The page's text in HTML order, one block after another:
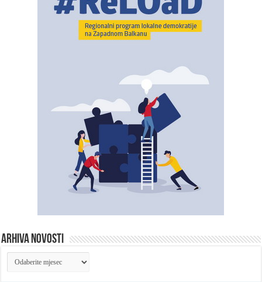
ARHIVA NOVOSTI
ARHIVA
NOVOSTI